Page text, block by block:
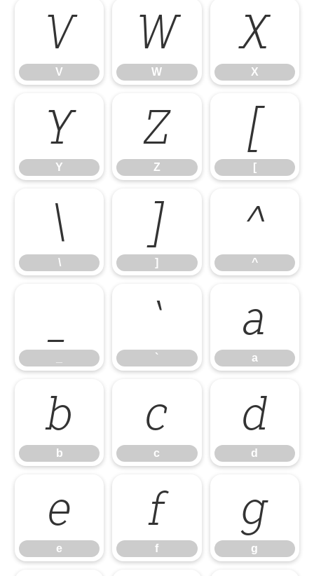
V
V
W
W
X
X
Y
Y
Z
Z
[
[
\
\
]
]
^
^
`
`
a
a
b
b
c
c
d
d
e
e
f
f
g
g